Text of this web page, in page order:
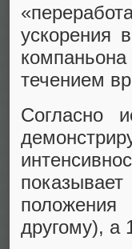
ускорения
течением
Согласно
другому), а